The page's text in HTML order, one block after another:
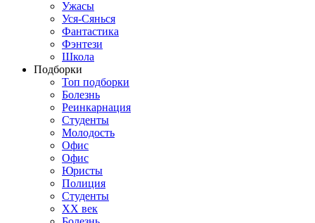
Ужасы
Уся-Сянься
Фантастика
Фэнтези
Школа
Подборки
Топ подборки
Болезнь
Реинкарнация
Студенты
Молодость
Офис
Офис
Юристы
Полиция
Студенты
ХХ век